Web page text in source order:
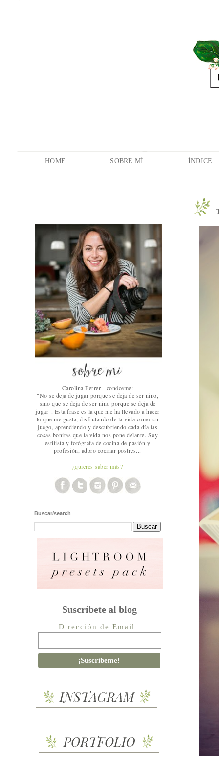
HOME SOBRE MÍ ÍNDICE
Carolina Ferrer - conóceme:
"No se deja de jugar porque se deja de ser niño,
sino que se deja de ser niño porque se deja de
jugar". Esta frase es la que me ha llevado a hacer
lo que me gusta, disfrutando de la vida como un
juego, aprendiendo y descubriendo cada día las
cosas bonitas que la vida nos pone delante. Soy
estilista y fotógrafa de cocina de pasión y
profesión, adoro cocinar postres...
¿quieres saber más?
Buscar/search
Suscríbete al blog
Dirección de Email